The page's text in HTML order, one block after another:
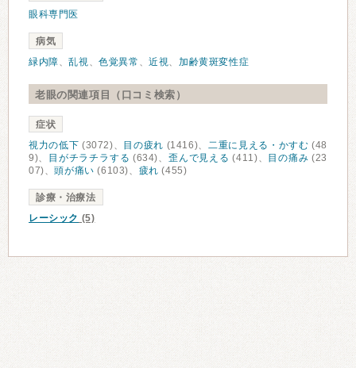
眼科専門医
病気
緑内障、乱視、色覚異常 、近視、加齢黄斑変性症
老眼の関連項目（口コミ検索）
症状
視力の低下 (3072)、 目の疲れ (1416)、 二重に見える・かすむ (48
9)、
目がチラチラする (634)、歪んで見える (411)、 目の痛み (23
07)、頭が痛い (6103)、 疲れ (455)
診療・治療法
レーシック (5)